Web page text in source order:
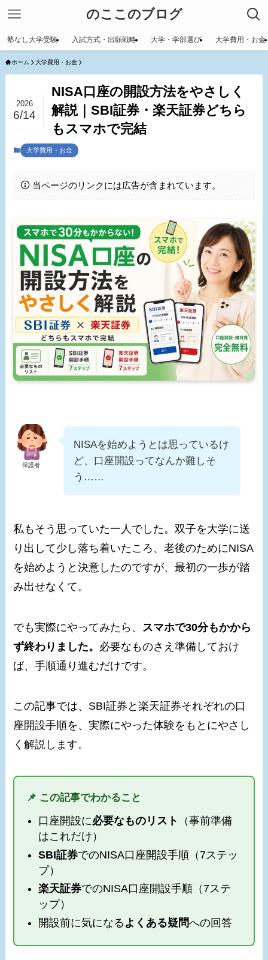
のここのブログ
塾なし大学受験 入試方式・出願戦略 大学・学部選び 大学費用・お金
ホーム 大学費用・お金
NISA口座の開設方法をやさしく
解説｜SBI証券・楽天証券どちら
もスマホで完結
2026
6/14
大学費用・お金
当ページのリンクには広告が含まれています。
保護者
NISAを始めようとは思っているけ
ど、口座開設ってなんか難しそ
う……
私もそう思っていた一人でした。双子を大学に送
り出して少し落ち着いたころ、老後のためにNISA
を始めようと決意したのですが、最初の一歩が踏
み出せなくて。
でも実際にやってみたら、 スマホで30分もかから
ず終わりました。 必要なものさえ準備しておけ
ば、手順通り進むだけです。
この記事では、SBI証券と楽天証券それぞれの口
座開設手順を、実際にやった体験をもとにやさし
く解説します。
📌 この記事でわかること
口座開設に必要なものリスト
（事前準備
はこれだけ）
SBI証券でのNISA口座開設手順（7ステッ
プ）
楽天証券でのNISA口座開設手順（7ステ
ップ）
開設前に気になる よくある疑問への回答